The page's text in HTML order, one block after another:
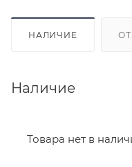
НАЛИЧИЕ
Наличие
Товара нет в